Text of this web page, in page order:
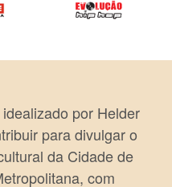
por Helder
para divulgar o
da Cidade de
com